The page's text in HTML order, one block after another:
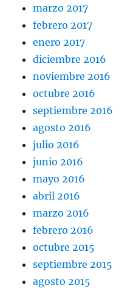
marzo 2017
febrero 2017
enero 2017
diciembre 2016
noviembre 2016
octubre 2016
septiembre 2016
agosto 2016
julio 2016
junio 2016
mayo 2016
abril 2016
marzo 2016
febrero 2016
octubre 2015
septiembre 2015
agosto 2015